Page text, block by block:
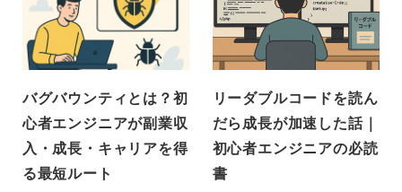
バグバウンティとは？初
心者エンジニアが副業収
入・成長・キャリアを得
る最短ルート
リーダブルコードを読ん
だら成長が加速した話｜
初心者エンジニアの必読
書